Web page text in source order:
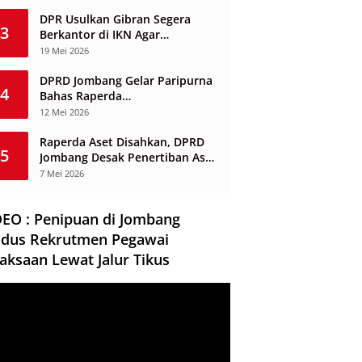
3
DPR Usulkan Gibran Segera
Berkantor di IKN Agar
Infrastruktur Tak Mangkrak dan
19 Mei 2026
4
DPRD Jombang Gelar Paripurna
Bahas Raperda
Penyelenggaraan Jasa
12 Mei 2026
5
Raperda Aset Disahkan, DPRD
Jombang Desak Penertiban Aset
Dikuasai Pihak Ketiga
7 Mei 2026
: Penipuan di Jombang
Rekrutmen Pegawai
Lewat Jalur Tikus